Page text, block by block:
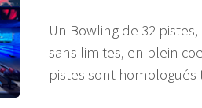
Un Bowling de 32
sans limites, en plein
pistes sont